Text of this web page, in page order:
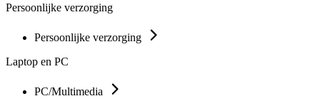
Persoonlijke verzorging
Persoonlijke verzorging
Laptop en PC
PC/Multimedia